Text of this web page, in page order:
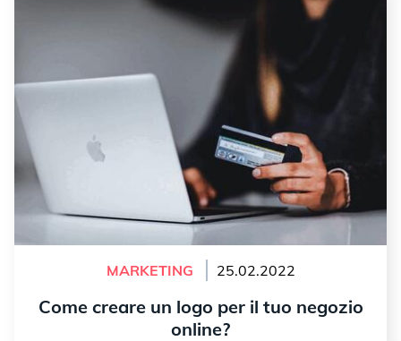
MARKETING 25.02.2022
Come creare un logo per il tuo negozio
online?